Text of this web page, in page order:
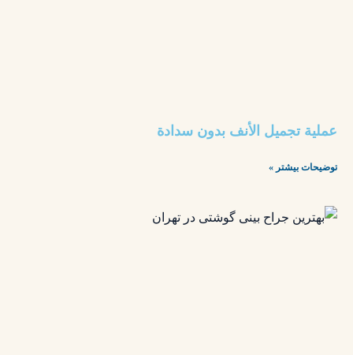
عملية تجميل الأنف بدون سدادة
توضیحات بیشتر »